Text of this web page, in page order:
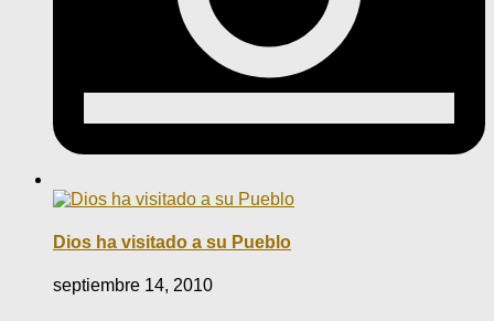
Dios ha visitado a su Pueblo
septiembre 14, 2010